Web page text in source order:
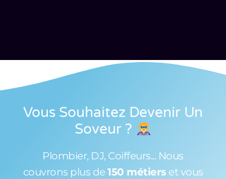
Vous Souhaitez Devenir Un
Soveur ?
Plombier, DJ, Coiffeurs... Nous
couvrons plus de 150 métiers et vous